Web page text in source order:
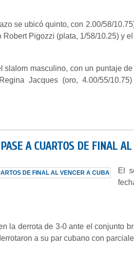
se ubicó quinto, con 2.00/58/
Pigozzi (plata, 1/58/10.25) y
masculino, con un puntaje
Jacques (oro, 4.00/55/
A CUARTOS DE FINAL
El
la derrota de 3-0 ante el conjunto
a su par cubano con